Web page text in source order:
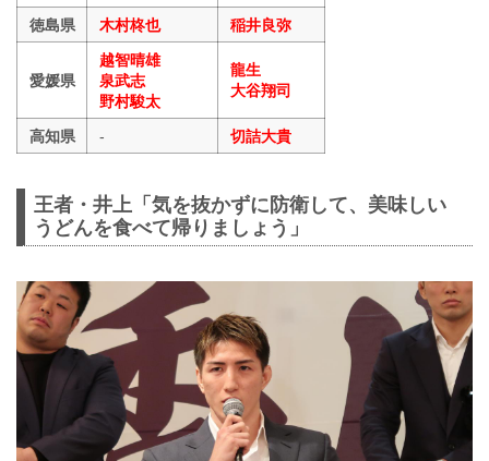
徳島県 木村柊也 稲井良弥
愛媛県
越智晴雄
泉武志
野村駿太
龍生
大谷翔司
高知県 - 切詰大貴
王者・井上「気を抜かずに防衛して、美味しい
うどんを食べて帰りましょう」